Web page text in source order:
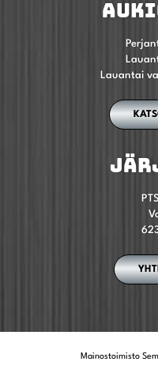
Lauantai
Mainostoimisto